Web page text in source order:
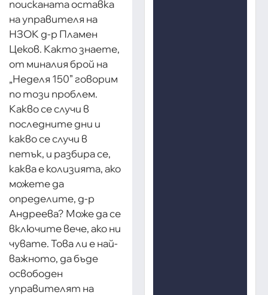
поисканата оставка
на управителя на
НЗОК д-р Пламен
Цеков. Както знаете,
от миналия брой на
„Неделя 150” говорим
по този проблем.
Какво се случи в
последните дни и
какво се случи в
петък, и разбира се,
каква е колизията, ако
можете да
определите, д-р
Андреева? Може да се
включите вече, ако ни
чувате. Това ли е най-
важното, да бъде
освободен
управителят на